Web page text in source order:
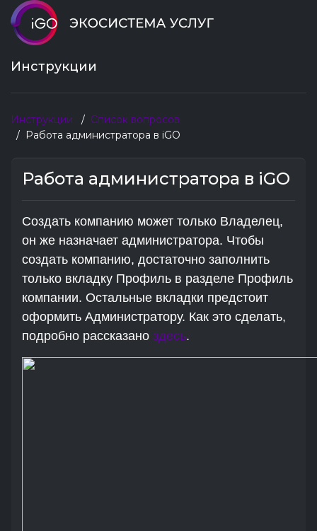
Инструкции
Инструкции
Список вопросов
Работа администратора в iGO
Работа администратора в iGO
Создать компанию может только Владелец,
он же назначает администратора. Чтобы
создать компанию, достаточно заполнить
только вкладку Профиль в разделе Профиль
компании. Остальные вкладки предстоит
оформить Администратору. Как это сделать,
подробно рассказано здесь.